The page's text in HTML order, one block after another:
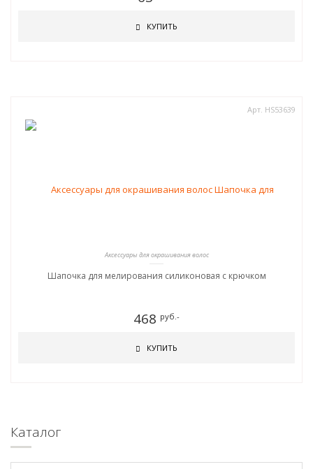
КУПИТЬ
Арт. HS53639
Аксессуары для окрашивания волос
Шапочка для мелирования силиконовая с крючком
468 руб.-
КУПИТЬ
Каталог